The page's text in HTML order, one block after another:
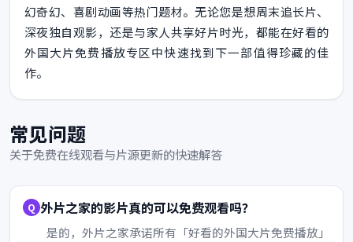
幻奇幻、喜剧动画等热门题材。无论您是想周末追长片、
深夜独自观影，还是与家人共享好片时光，都能在好看的
外国大片免费播放专区中快速找到下一部值得珍藏的佳
作。
常见问题
关于免费在线观看与片源更新的快速解答
外片之家的影片真的可以免费观看吗？
是的，外片之家承诺所有「好看的外国大片免费播放」